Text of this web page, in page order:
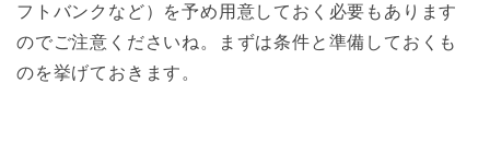
フトバンクなど）を予め用意しておく必要もあります
のでご注意くださいね。まずは条件と準備しておくも
のを挙げておきます。